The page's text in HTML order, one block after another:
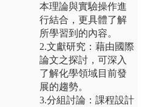
本理論與實驗操作進
行結合，更具體了解
所學習到的內容。
2.文獻研究：藉由國際
論文之探討，可深入
了解化學領域目前發
展的趨勢。
3.分組討論：課程設計